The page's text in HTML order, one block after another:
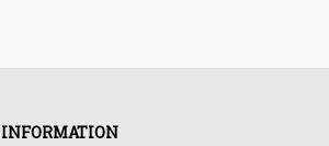
INFORMATION